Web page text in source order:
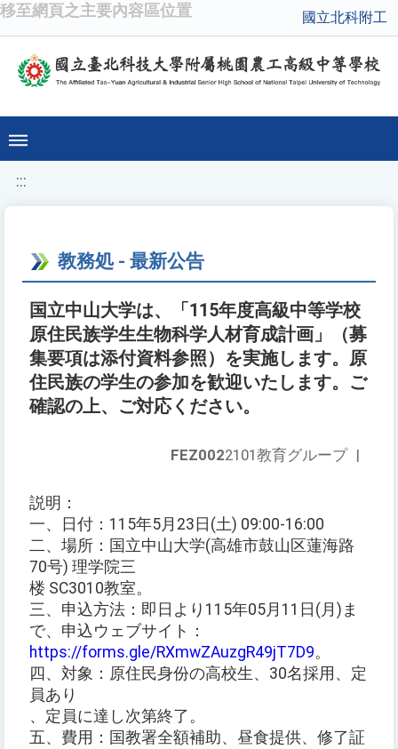
移至網頁之主要內容區位置 國立北科附工
:::
教務処 - 最新公告
国立中山大学は、「115年度高級中等学校
原住民族学生生物科学人材育成計画」（募
集要項は添付資料参照）を実施します。原
住民族の学生の参加を歓迎いたします。ご
確認の上、ご対応ください。
FEZ0022101教育グループ |
説明：
一、日付：115年5月23日(土) 09:00-16:00
二、場所：国立中山大学(高雄市鼓山区蓮海路
70号) 理学院三
楼 SC3010教室。
三、申込方法：即日より115年05月11日(月)ま
で、申込ウェブサイト：
https://forms.gle/RXmwZAuzgR49jT7D9。
四、対象：原住民身份の高校生、30名採用、定
員あり
、定員に達し次第終了。
五、費用：国教署全額補助、昼食提供、修了証